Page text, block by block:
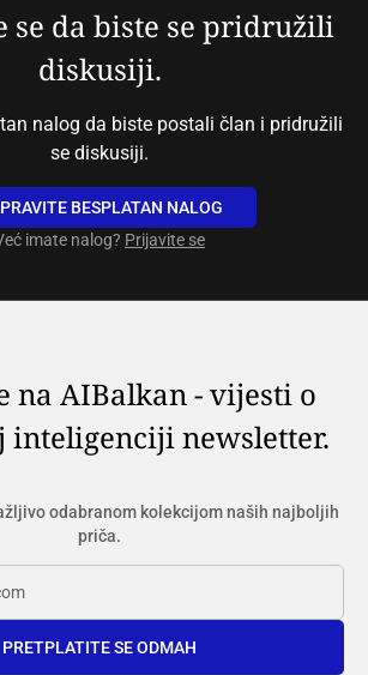
se da biste se pridružili
diskusiji.
nalog da biste postali član i pridružili
se diskusiji.
BESPLATAN NALOG
imate nalog? Prijavite se
na AIBalkan - vijesti o
inteligenciji newsletter.
odabranom kolekcijom naših najboljih
priča.
PRETPLATITE SE ODMAH